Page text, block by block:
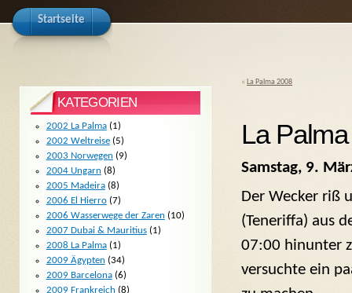
Startseite
« La Palma 2008
La
Samstag, 9.
Der Wecker riß
(Teneriffa) aus
07:00 hinunter
versuchte ein
KATEGORIEN
2002 La Palma(1)
2002 Weltreise(5)
2003 Norwegen (9)
2004 Ungarn (8)
2005 Madeira(8)
2006 El Hierro(7)
2006 Wasserwege der Zaren (10)
2007 Dubai & Mauritius(1)
2008 La Palma(1)
2009 Ägypten (34)
2009 Barcelona(6)
2009 Frankreich (8)